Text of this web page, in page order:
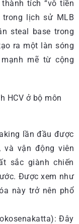
tích “vô tiền
trong lịch sử MLB
steal base trong
ra một làn sóng
mẽ từ cộng
lần đầu được
và vận động viên
sắc giành chiến
Được xem như
này trở nên phổ
Đây